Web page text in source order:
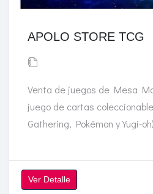
APOLO STORE TCG
Venta de juegos de Mesa
juego de cartas
Gathering, Pokémon y Yugi-
Ver Detalle